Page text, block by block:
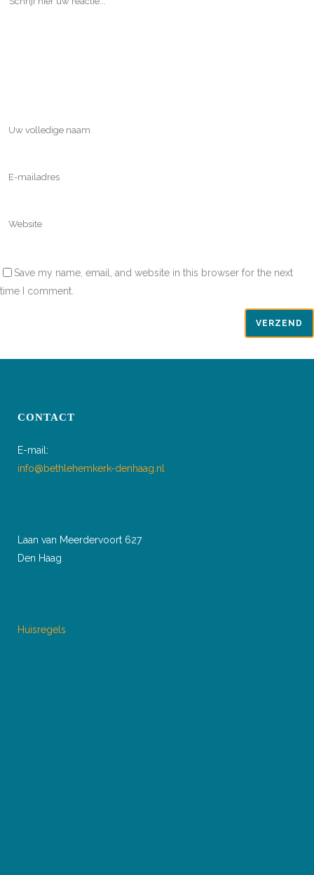
Save my name, email, and website in this browser for the next
time I comment.
CONTACT
E-mail:
info@bethlehemkerk-denhaag.nl
Laan van Meerdervoort 627
Den Haag
Huisregels